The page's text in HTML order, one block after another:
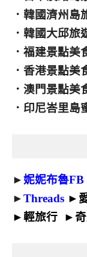
． 韓國濟州島
． 韓國大邱旅
． 福建景點美
． 香港景點美
． 澳門景點美
． 印尼峇里島
►妮妮布魯FB
►Threads ►
►輕旅行 ►